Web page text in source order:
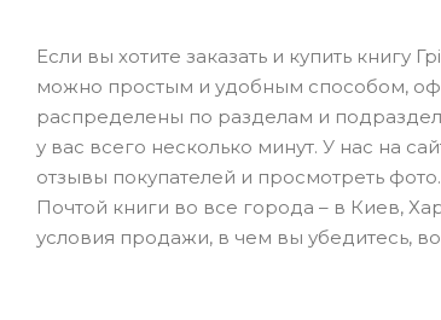
Если вы хотите заказать и купить книгу
можно простым и удобным способом,
распределены по разделам и
у вас всего несколько минут. У нас на
отзывы покупателей и просмотреть
Почтой книги во все города – в Киев,
условия продажи, в чем вы убедитесь,